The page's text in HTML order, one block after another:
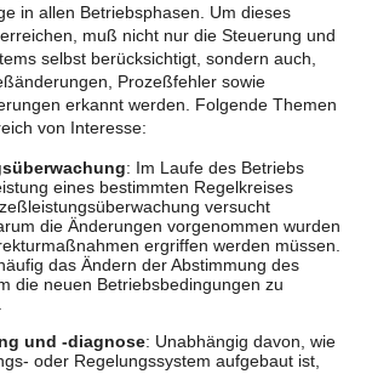
in allen Betriebsphasen. Um dieses
muß nicht nur die Steuerung und
selbst berücksichtigt, sondern auch,
Prozeßfehler sowie
erkannt werden. Folgende Themen
von Interesse:
: Im Laufe des Betriebs
eines bestimmten Regelkreises
versucht
die Änderungen vorgenommen wurden
ergriffen werden müssen.
das Ändern der Abstimmung des
die neuen Betriebsbedingungen zu
und -diagnose: Unabhängig davon, wie
oder Regelungssystem aufgebaut ist,